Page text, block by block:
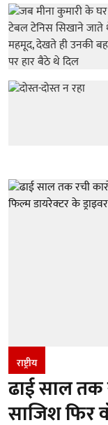
राष्ट्रीय
ढाई साल तक
साजिश फिर